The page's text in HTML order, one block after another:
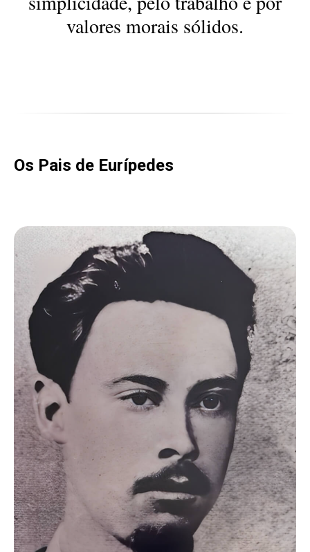
valores morais sólidos.
Os Pais de Eurípedes